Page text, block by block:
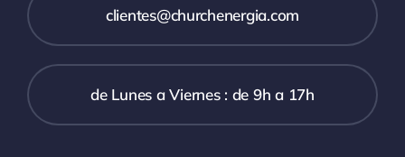
clientes@churchenergia.com
de Lunes a Viernes : de 9h a 17h